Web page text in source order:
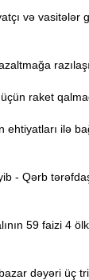
və vasitələr
raket
ilə
- Qərb
59 faizi 4
dəyəri üç